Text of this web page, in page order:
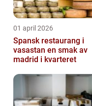
01 april 2026
Spansk restaurang i
vasastan en smak av
madrid i kvarteret